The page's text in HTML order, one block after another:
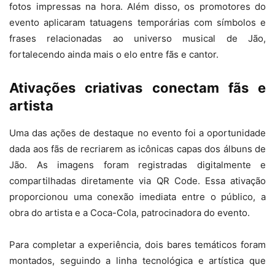
fotos impressas na hora. Além disso, os promotores do
evento aplicaram tatuagens temporárias com símbolos e
frases relacionadas ao universo musical de Jão,
fortalecendo ainda mais o elo entre fãs e cantor.
Ativações criativas conectam fãs e
artista
Uma das ações de destaque no evento foi a oportunidade
dada aos fãs de recriarem as icônicas capas dos álbuns de
Jão. As imagens foram registradas digitalmente e
compartilhadas diretamente via QR Code. Essa ativação
proporcionou uma conexão imediata entre o público, a
obra do artista e a Coca-Cola, patrocinadora do evento.
Para completar a experiência, dois bares temáticos foram
montados, seguindo a linha tecnológica e artística que